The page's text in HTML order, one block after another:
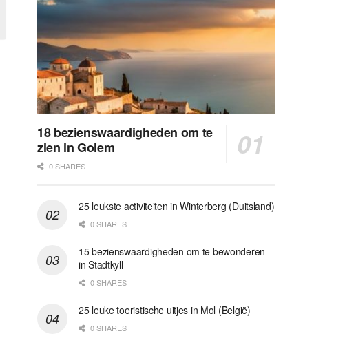
18 bezienswaardigheden om te
zien in Golem
0 SHARES
25 leukste activiteiten in Winterberg (Duitsland)
0 SHARES
15 bezienswaardigheden om te bewonderen
in Stadtkyll
0 SHARES
25 leuke toeristische uitjes in Mol (België)
0 SHARES